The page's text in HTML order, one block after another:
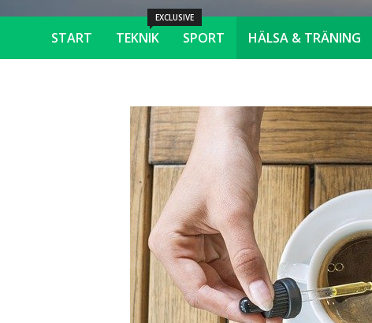
START TEKNIK
EXCLUSIVE
SPORT HÄLSA & TRÄNING